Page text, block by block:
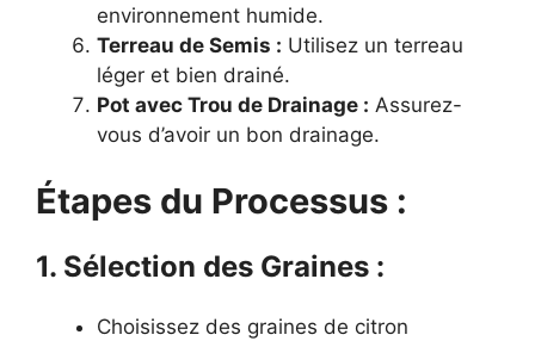
environnement humide.
Terreau de Semis : Utilisez un terreau
léger et bien drainé.
Pot avec Trou de Drainage : Assurez-
vous d’avoir un bon drainage.
Étapes du Processus :
1. Sélection des Graines :
Choisissez des graines de citron